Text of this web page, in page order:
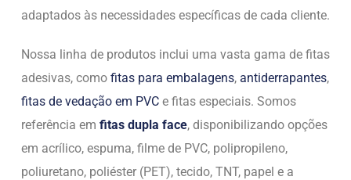
adaptados às necessidades específicas de cada cliente.
Nossa linha de produtos inclui uma vasta gama de fitas
adesivas, como fitas para embalagens, antiderrapantes,
fitas de vedação em PVC e fitas especiais. Somos
referência em fitas dupla face, disponibilizando opções
em acrílico, espuma, filme de PVC, polipropileno,
poliuretano, poliéster (PET), tecido, TNT, papel e a